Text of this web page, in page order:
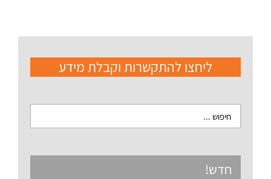
ליחצו להתקשרות וקבלת מידע
חדש!